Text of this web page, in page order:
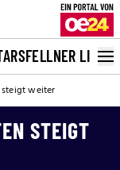
FELLNER LIVE
weiter
STEIGT